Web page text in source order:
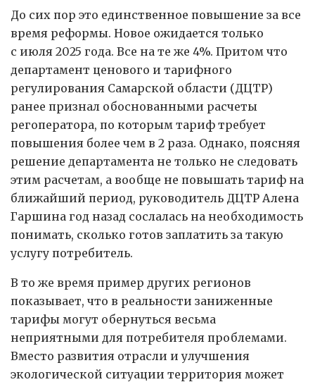
До сих пор это единственное повышение за все
время реформы. Новое ожидается только
с июля 2025 года. Все на те же 4%. Притом что
департамент ценового и тарифного
регулирования Самарской области (ДЦТР)
ранее признал обоснованными расчеты
регоператора, по которым тариф требует
повышения более чем в 2 раза. Однако, поясняя
решение департамента не только не следовать
этим расчетам, а вообще не повышать тариф на
ближайший период, руководитель ДЦТР Алена
Гаршина год назад сослалась на необходимость
понимать, сколько готов заплатить за такую
услугу потребитель.
В то же время пример других регионов
показывает, что в реальности заниженные
тарифы могут обернуться весьма
неприятными для потребителя проблемами.
Вместо развития отрасли и улучшения
экологической ситуации территория может